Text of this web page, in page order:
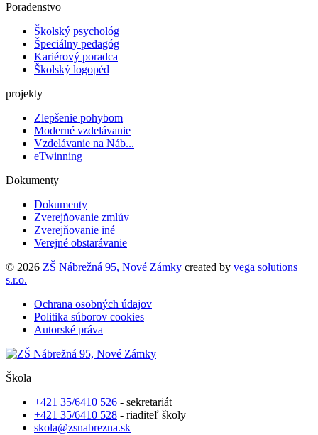
Poradenstvo
Školský psychológ
Špeciálny pedagóg
Kariérový poradca
Školský logopéd
projekty
Zlepšenie pohybom
Moderné vzdelávanie
Vzdelávanie na Náb...
eTwinning
Dokumenty
Dokumenty
Zverejňovanie zmlúv
Zverejňovanie iné
Verejné obstarávanie
© 2026 ZŠ Nábrežná 95, Nové Zámky created by vega solutions
s.r.o.
Ochrana osobných údajov
Politika súborov cookies
Autorské práva
Škola
+421 35/6410 526 - sekretariát
+421 35/6410 528 - riaditeľ školy
skola@zsnabrezna.sk